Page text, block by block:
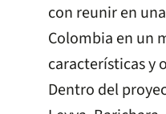
con reunir en
Colombia en un
características y
Dentro del